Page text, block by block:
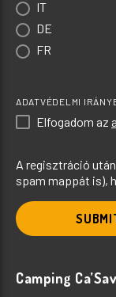
IT
DE
FR
ADATVÉDELMI
Elfogadom az
A regisztráció
spam mappát is),
Camping